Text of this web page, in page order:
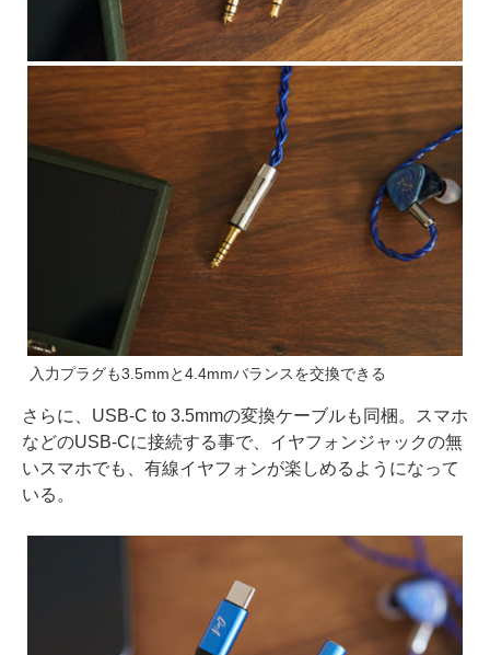
入力プラグも3.5mmと4.4mmバランスを交換できる
さらに、USB-C to 3.5mmの変換ケーブルも同梱。スマホ
などのUSB-Cに接続する事で、イヤフォンジャックの無
いスマホでも、有線イヤフォンが楽しめるようになって
いる。